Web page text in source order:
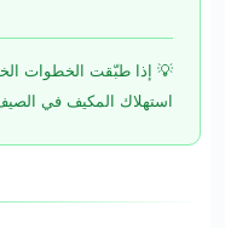
استهلاك المكيف في